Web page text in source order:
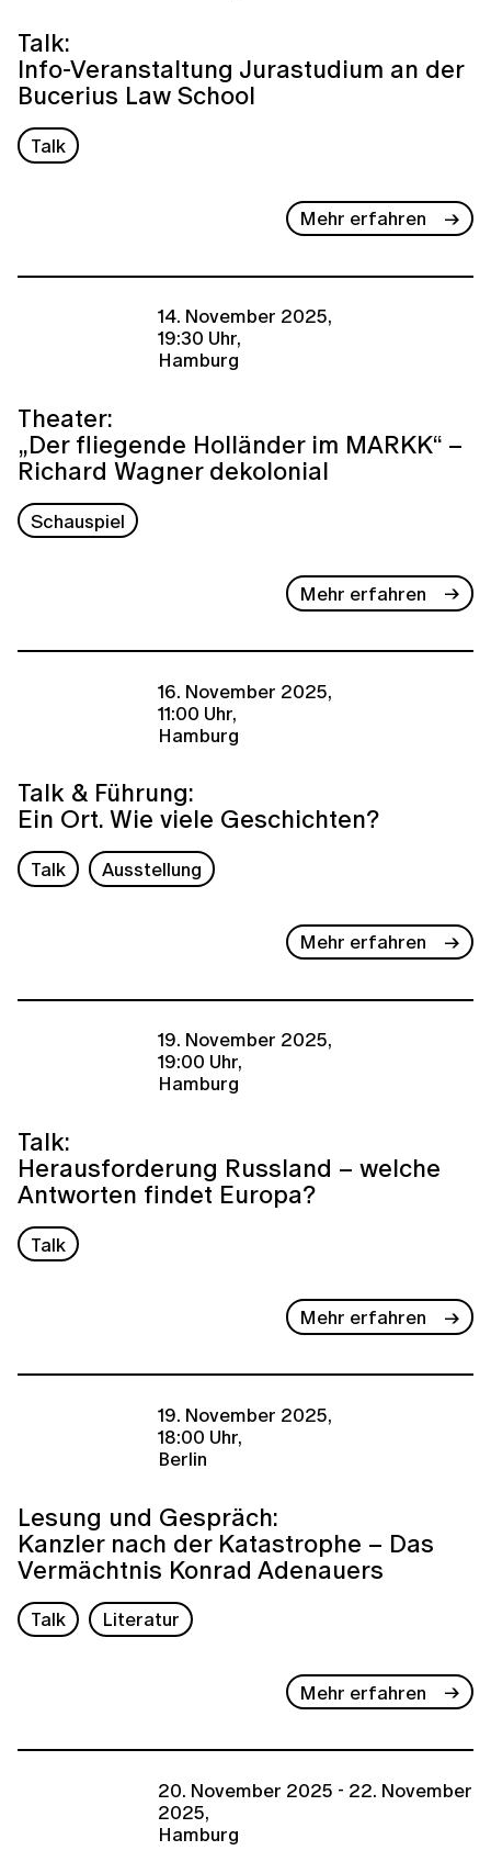
Talk:
Info-Veranstaltung Jurastudium an der
Bucerius Law School
Talk
Mehr erfahren
14. November 2025,
19:30 Uhr,
Hamburg
Theater:
„Der fliegende Holländer im MARKK“ –
Richard Wagner dekolonial
Schauspiel
Mehr erfahren
16. November 2025,
11:00 Uhr,
Hamburg
Talk & Führung:
Ein Ort. Wie viele Geschichten?
Talk Ausstellung
Mehr erfahren
19. November 2025,
19:00 Uhr,
Hamburg
Talk:
Herausforderung Russland – welche
Antworten findet Europa?
Talk
Mehr erfahren
19. November 2025,
18:00 Uhr,
Berlin
Lesung und Gespräch:
Kanzler nach der Katastrophe – Das
Vermächtnis Konrad Adenauers
Talk Literatur
Mehr erfahren
20. November 2025 - 22. November
2025,
Hamburg